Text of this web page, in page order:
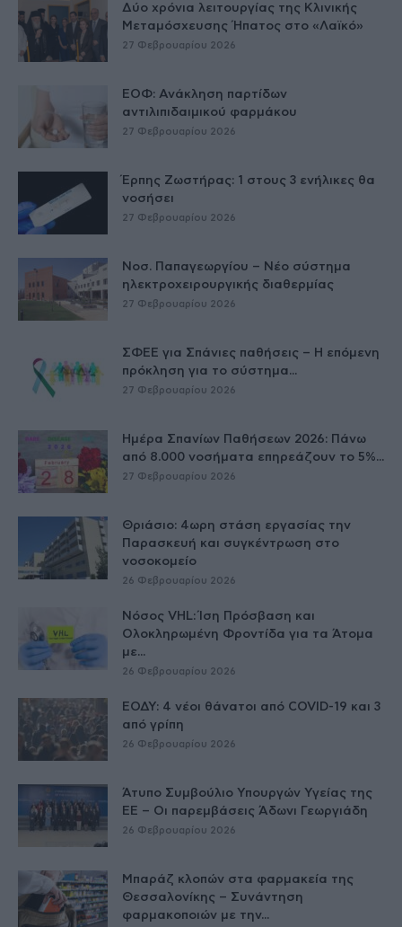
Δύο χρόνια λειτουργίας της Κλινικής
Μεταμόσχευσης Ήπατος στο «Λαϊκό»
27 Φεβρουαρίου 2026
ΕΟΦ: Ανάκληση παρτίδων
αντιλιπιδαιμικού φαρμάκου
27 Φεβρουαρίου 2026
Έρπης Ζωστήρας: 1 στους 3 ενήλικες θα
νοσήσει
27 Φεβρουαρίου 2026
Νοσ. Παπαγεωργίου – Νέο σύστημα
ηλεκτροχειρουργικής διαθερμίας
27 Φεβρουαρίου 2026
ΣΦΕΕ για Σπάνιες παθήσεις – Η επόμενη
πρόκληση για το σύστημα...
27 Φεβρουαρίου 2026
Ημέρα Σπανίων Παθήσεων 2026: Πάνω
από 8.000 νοσήματα επηρεάζουν το 5%...
27 Φεβρουαρίου 2026
Θριάσιο: 4ωρη στάση εργασίας την
Παρασκευή και συγκέντρωση στο
νοσοκομείο
26 Φεβρουαρίου 2026
Νόσος VHL: Ίση Πρόσβαση και
Ολοκληρωμένη Φροντίδα για τα Άτομα
με...
26 Φεβρουαρίου 2026
ΕΟΔΥ: 4 νέοι θάνατοι από COVID-19 και 3
από γρίπη
26 Φεβρουαρίου 2026
Άτυπο Συμβούλιο Υπουργών Υγείας της
ΕE – Οι παρεμβάσεις Άδωνι Γεωργιάδη
26 Φεβρουαρίου 2026
Μπαράζ κλοπών στα φαρμακεία της
Θεσσαλονίκης – Συνάντηση
φαρμακοποιών με την...